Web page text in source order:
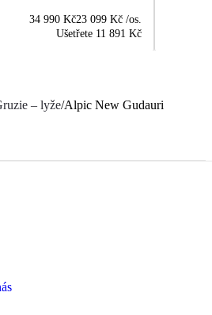
34 990 Kč23 099 Kč /os.
Ušetřete 11 891 Kč
– lyže/Alpic New Gudauri